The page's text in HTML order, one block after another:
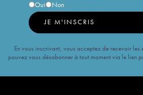
Oui
Non
JE M'INSCRIS
En vous inscrivant, vous acceptez de recevoir
pouvez vous désabonner à tout moment via le lien